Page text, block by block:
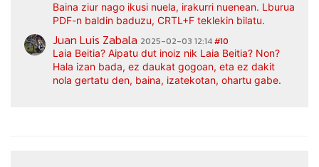
Baina ziur nago ikusi nuela, irakurri nuenean. Lburua
PDF-n baldin baduzu, CRTL+F teklekin bilatu.
Juan Luis Zabala 2025-02-03 12:14#10
Laia Beitia? Aipatu dut inoiz nik Laia Beitia? Non?
Hala izan bada, ez daukat gogoan, eta ez dakit
nola gertatu den, baina, izatekotan, ohartu gabe.